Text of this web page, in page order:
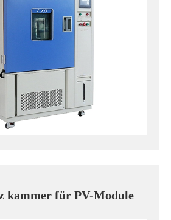
kammer für PV-Module